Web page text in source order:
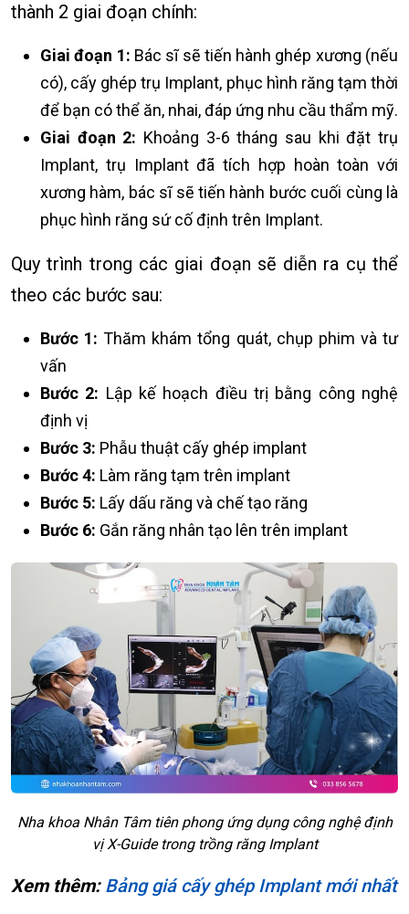
thành 2 giai đoạn chính:
Giai đoạn 1: Bác sĩ sẽ tiến hành ghép xương (nếu
có), cấy ghép trụ Implant, phục hình răng tạm thời
để bạn có thể ăn, nhai, đáp ứng nhu cầu thẩm mỹ.
Giai đoạn 2: Khoảng 3-6 tháng sau khi đặt trụ
Implant, trụ Implant đã tích hợp hoàn toàn với
xương hàm, bác sĩ sẽ tiến hành bước cuối cùng là
phục hình răng sứ cố định trên Implant.
Quy trình trong các giai đoạn sẽ diễn ra cụ thể
theo các bước sau:
Bước 1:Thăm khám tổng quát, chụp phim và tư
vấn
Bước 2: Lập kế hoạch điều trị bằng công nghệ
định vị
Bước 3: Phẫu thuật cấy ghép implant
Bước 4: Làm răng tạm trên implant
Bước 5: Lấy dấu răng và chế tạo răng
Bước 6: Gắn răng nhân tạo lên trên implant
Nha khoa Nhân Tâm tiên phong ứng dụng công nghệ định
vị X-Guide trong trồng răng Implant
Xem thêm: Bảng giá cấy ghép Implant mới nhất